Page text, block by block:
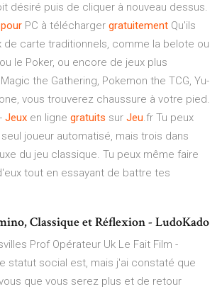
désiré puis de cliquer à nouveau dessus.
pour PC à télécharger gratuitement Qu'ils
de carte traditionnels, comme la belote ou
le Poker, ou encore de jeux plus
the Gathering, Pokemon the TCG, Yu-
vous trouverez chaussure à votre pied.
- Jeux en ligne gratuits sur Jeu.fr Tu peux
joueur automatisé, mais trois dans
du jeu classique. Tu peux même faire
tout en essayant de battre tes
Classique et Réflexion - LudoKado
Prof Opérateur Uk Le Fait Film -
statut social est, mais j'ai constaté que
que vous serez plus et de retour